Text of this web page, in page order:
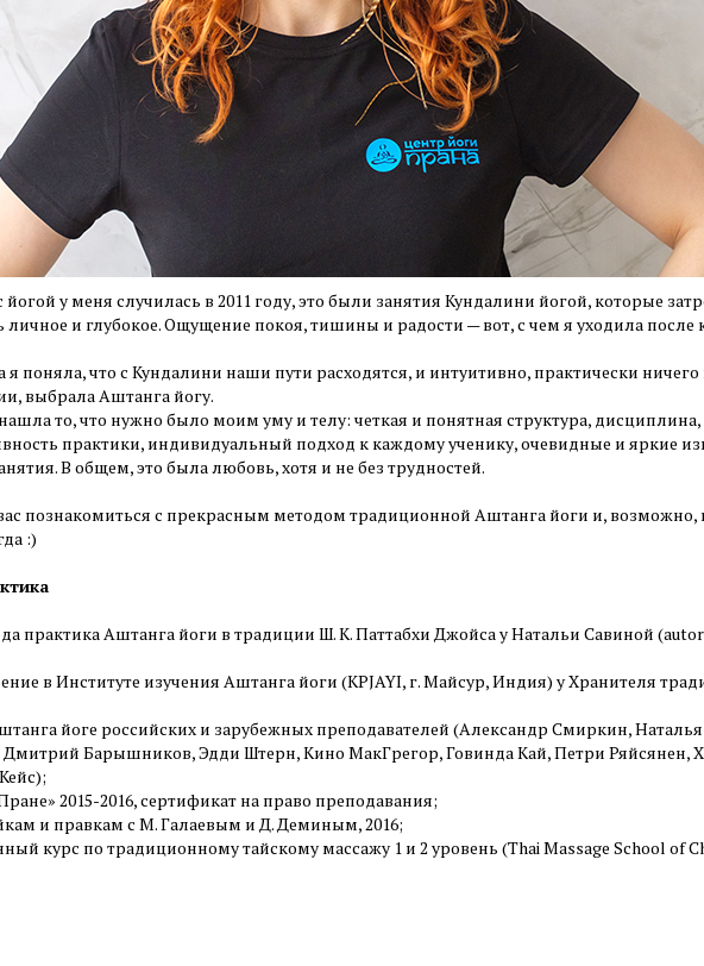
йогой у меня случилась в 2011 году, это были занятия Кундалини йогой, которые
личное и глубокое. Ощущение покоя, тишины и радости — вот, с чем я уходила после
я поняла, что с Кундалини наши пути расходятся, и интуитивно, практически ничего
выбрала Аштанга йогу.
то, что нужно было моим уму и телу: четкая и понятная структура, дисциплина,
практики, индивидуальный подход к каждому ученику, очевидные и яркие
В общем, это была любовь, хотя и не без трудностей.
познакомиться с прекрасным методом традиционной Аштанга йоги и, возможно,
:)
практика Аштанга йоги в традиции Ш. К. Паттабхи Джойса у Натальи Савиной
в Институте изучения Аштанга йоги (KPJAYI, г. Майсур, Индия) у Хранителя
йоге российских и зарубежных преподавателей (Александр Смиркин,
Дмитрий Барышников, Эдди Штерн, Кино МакГрегор, Говинда Кай, Петри Ряйсянен,
2015-2016, сертификат на право преподавания;
и правкам с М. Галаевым и Д. Деминым, 2016;
курс по традиционному тайскому массажу 1 и 2 уровень (Thai Massage School of